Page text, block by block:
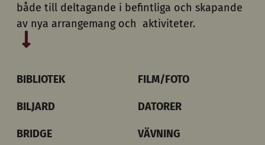
både till deltagande i befintliga och skapande
av nya arrangemang och aktiviteter.
BIBLIOTEK
BILJARD
BRIDGE
FILM/FOTO
DATORER
VÄVNING